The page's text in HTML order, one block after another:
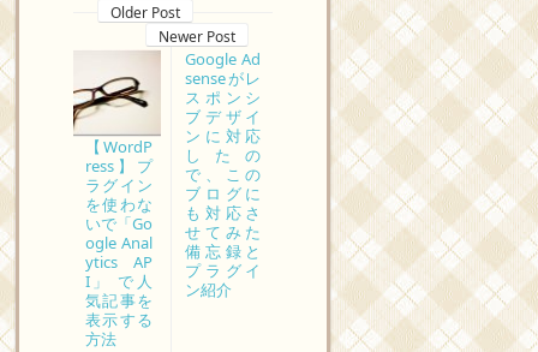
Older Post
Newer Post
Google Ad
senseがレ
スポンシ
ブデザイ
ンに対応
したの
で、この
ブログに
も対応さ
せてみた
備忘録と
プラグイ
ン紹介
【WordP
ress】プ
ラグイン
を使わな
いで「Go
ogle Anal
ytics AP
I」 で人
気記事を
表示する
方法